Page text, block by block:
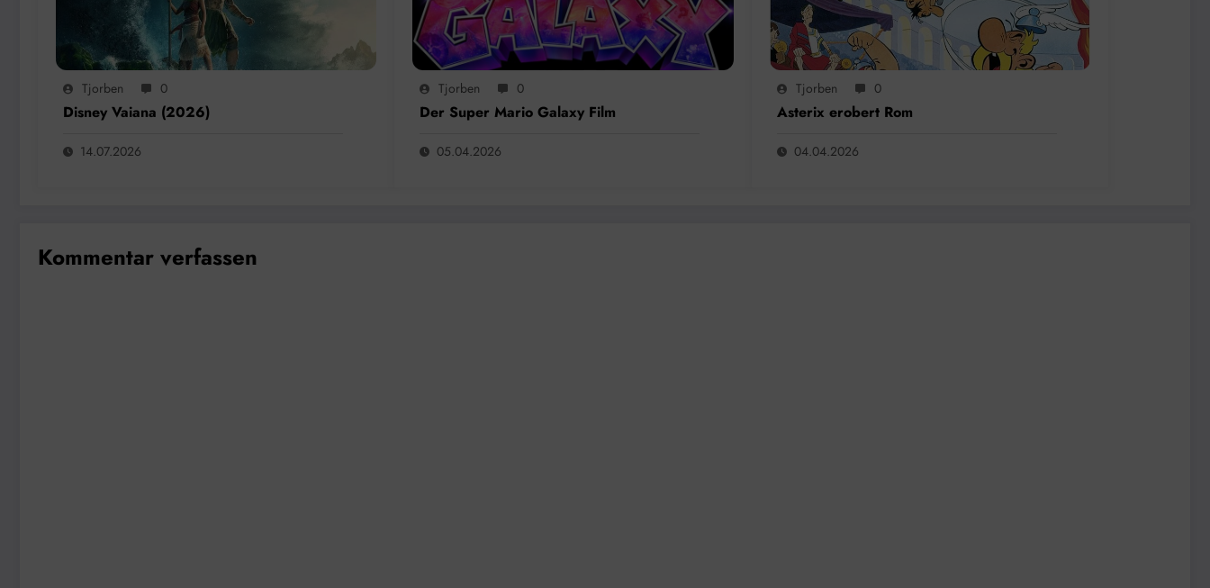
Tjorben 0
Disney Vaiana (2026)
14.07.2026
Tjorben 0
Der Super Mario Galaxy Film
05.04.2026
Tjorben 0
Asterix erobert Rom
04.04.2026
Kommentar verfassen